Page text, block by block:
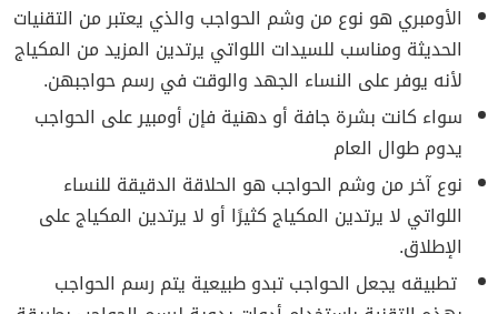
الأومبري هو نوع من وشم الحواجب والذي يعتبر من التقنيات
الحديثة ومناسب للسيدات اللواتي يرتدين المزيد من المكياج
لأنه يوفر على النساء الجهد والوقت في رسم حواجبهن.
سواء كانت بشرة جافة أو دهنية فإن أومبير على الحواجب
يدوم طوال العام
نوع آخر من وشم الحواجب هو الحلاقة الدقيقة للنساء
اللواتي لا يرتدين المكياج كثيرًا أو لا يرتدين المكياج على
الإطلاق.
تطبيقه يجعل الحواجب تبدو طبيعية يتم رسم الحواجب